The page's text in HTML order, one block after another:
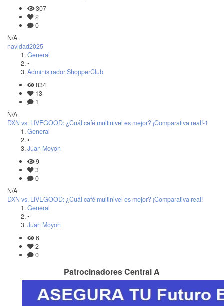
307
2
0
N/A
navidad2025
General
•
Administrador ShopperClub
834
13
1
N/A
DXN vs. LIVEGOOD: ¿Cuál café multinivel es mejor? ¡Comparativa real!-1
General
•
Juan Moyon
9
3
0
N/A
DXN vs. LIVEGOOD: ¿Cuál café multinivel es mejor? ¡Comparativa real!
General
•
Juan Moyon
6
2
0
Patrocinadores Central A